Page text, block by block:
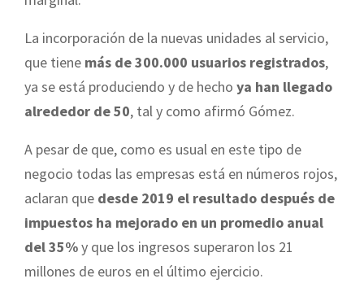
La incorporación de la nuevas unidades al servicio,
que tiene más de 300.000 usuarios registrados,
ya se está produciendo y de hecho ya han llegado
alrededor de 50, tal y como afirmó Gómez.
A pesar de que, como es usual en este tipo de
negocio todas las empresas está en números rojos,
aclaran que desde 2019 el resultado después de
impuestos ha mejorado en un promedio anual
del 35%y que los ingresos superaron los 21
millones de euros en el último ejercicio.